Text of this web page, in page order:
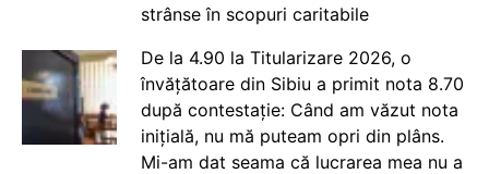
strânse în scopuri caritabile
De la 4.90 la Titularizare 2026, o
învățătoare din Sibiu a primit nota 8.70
după contestație: Când am văzut nota
inițială, nu mă puteam opri din plâns.
Mi-am dat seama că lucrarea mea nu a